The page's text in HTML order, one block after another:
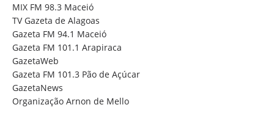
MIX FM 98.3 Maceió
TV Gazeta de Alagoas
Gazeta FM 94.1 Maceió
Gazeta FM 101.1 Arapiraca
GazetaWeb
Gazeta FM 101.3 Pão de Açúcar
GazetaNews
Organização Arnon de Mello